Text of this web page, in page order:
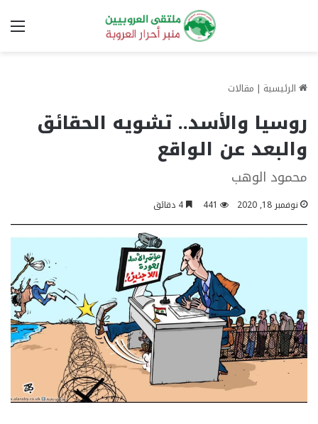
الرئيسية | مقالات
روسيا والأسد.. تشويه الحقائق
والبعد عن الواقع
محمود الوهب
نوفمبر 18, 2020 441